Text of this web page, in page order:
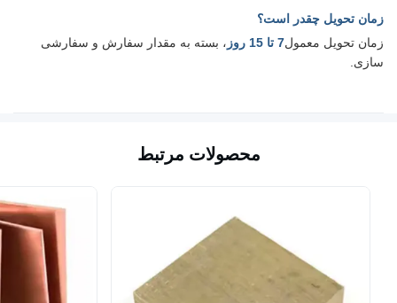
زمان تحویل چقدر است؟
زمان تحویل معمول7 تا 15 روز
، بسته به مقدار سفارش و سفارشی
سازی.
محصولات مرتبط